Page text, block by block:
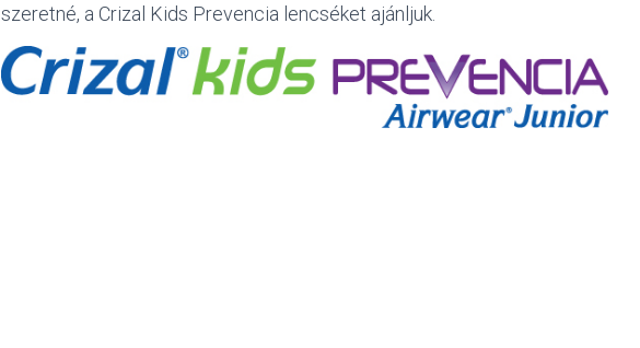
szeretné, a Crizal Kids Prevencia lencséket ajánljuk.